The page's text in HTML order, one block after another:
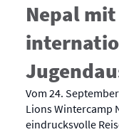
Nepal
Vom 24.
Lions Wintercamp
eindrucksvolle